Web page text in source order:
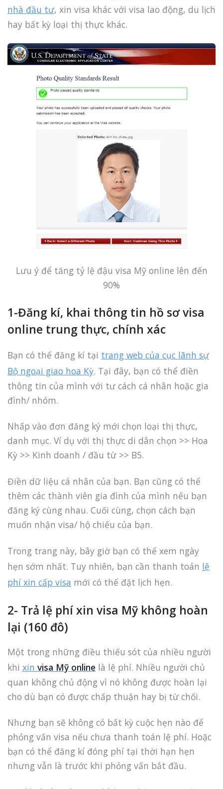
nhà đầu tư, xin visa khác với visa lao động, du lịch
hay bất kỳ loại thị thực khác.
Lưu ý để tăng tỷ lệ đậu visa Mỹ online lên đến
90%
1-Đăng kí, khai thông tin hồ sơ visa
online trung thực, chính xác
Bạn có thể đăng kí tại trang web của cục lãnh sự
Bộ ngoại giao hoa Kỳ. Tại đây, bạn có thể điền
thông tin của mình với tư cách cá nhân hoặc gia
đình/ nhóm.
Nhấp vào đơn đăng ký mới chọn loại thị thực,
danh mục. Ví dụ với thị thực di dân chọn >> Hoa
Kỳ >> Kinh doanh / đầu từ >> B5.
Điền dữ liệu cá nhân của bạn. Bạn cũng có thể
thêm các thành viên gia đình của mình nếu bạn
đăng ký cùng nhau. Cuối cùng, chọn cách bạn
muốn nhận visa/ hộ chiếu của bạn.
Trong trang này, bây giờ bạn có thể xem ngày
hẹn sớm nhất. Tuy nhiên, bạn cần thanh toán lệ
phí xin cấp visa mới có thể đặt lịch hẹn.
2- Trả lệ phí xin visa Mỹ không hoàn
lại (160 đô)
Một trong những điều thiếu sót của nhiều người
khi xin visa Mỹ online là lệ phí. Nhiều người chủ
quan không chủ động vì nó không được hoàn lại
cho dù bạn có được chấp thuận hay bị từ chối.
Nhưng bạn sẽ không có bất kỳ cuộc hẹn nào để
phỏng vấn visa nếu chưa thanh toán lệ phí. Hoặc
bạn có thể đăng kí đóng phí tại thời hạn hẹn
nhưng vẫn là trước khi phỏng vấn bắt đầu.